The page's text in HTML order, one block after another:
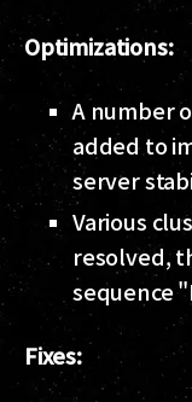
Optimizations:
A number
added to
server
Various
resolved,
sequence
Fixes: